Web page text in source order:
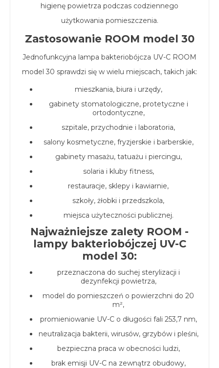
higienę powietrza podczas codziennego
użytkowania pomieszczenia.
Zastosowanie ROOM model 30
Jednofunkcyjna lampa bakteriobójcza UV-C ROOM
model 30 sprawdzi się w wielu miejscach, takich jak:
mieszkania, biura i urzędy,
gabinety stomatologiczne, protetyczne i
ortodontyczne,
szpitale, przychodnie i laboratoria,
salony kosmetyczne, fryzjerskie i barberskie,
gabinety masażu, tatuażu i piercingu,
solaria i kluby fitness,
restauracje, sklepy i kawiarnie,
szkoły, żłobki i przedszkola,
miejsca użyteczności publicznej.
Najważniejsze zalety ROOM -
lampy bakteriobójczej UV-C
model 30:
przeznaczona do suchej sterylizacji i
dezynfekcji powietrza,
model do pomieszczeń o powierzchni do 20
m²,
promieniowanie UV-C o długości fali 253,7 nm,
neutralizacja bakterii, wirusów, grzybów i pleśni,
bezpieczna praca w obecności ludzi,
brak emisji UV-C na zewnątrz obudowy,